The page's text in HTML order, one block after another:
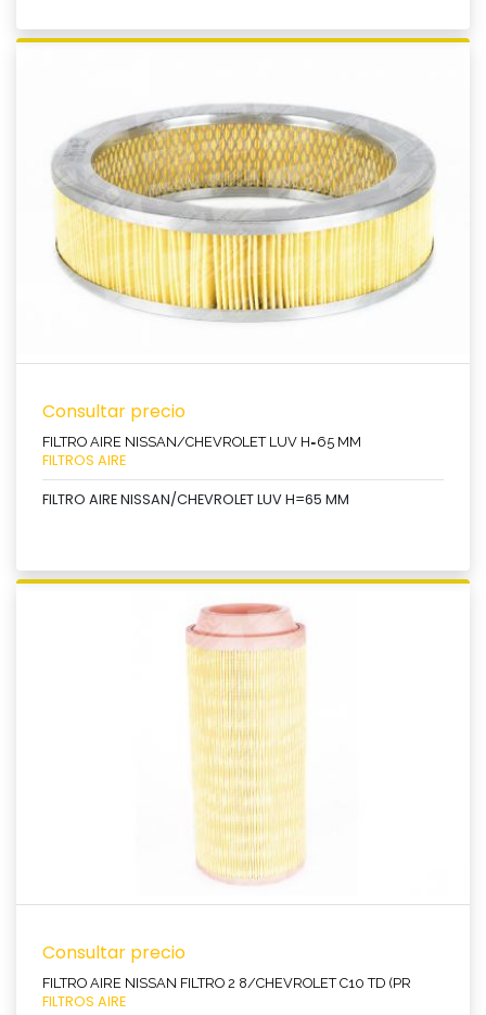
Ver producto
Consultar precio
FILTRO AIRE NISSAN/CHEVROLET LUV H=65 MM
FILTROS AIRE
FILTRO AIRE NISSAN/CHEVROLET LUV H=65 MM
Ver producto
Consultar precio
FILTRO AIRE NISSAN FILTRO 2 8/CHEVROLET C10 TD (PR
FILTROS AIRE